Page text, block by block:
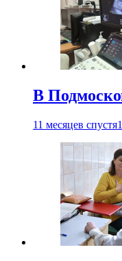
В
11 месяцев спустя